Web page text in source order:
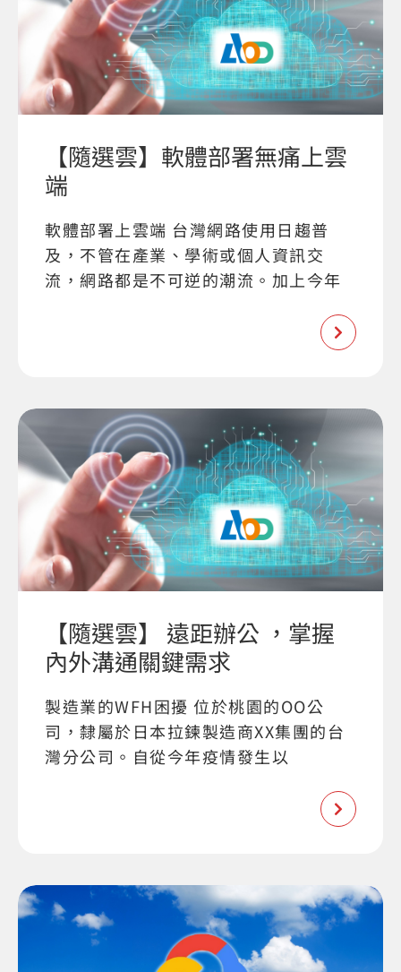
【隨選雲】軟體部署無痛上雲
端
軟體部署上雲端 台灣網路使用日趨普
及，不管在產業、學術或個人資訊交
流，網路都是不可逆的潮流。加上今年
【隨選雲】 遠距辦公 ，掌握
內外溝通關鍵需求
製造業的WFH困擾 位於桃園的OO公
司，隸屬於日本拉鍊製造商XX集團的台
灣分公司。自從今年疫情發生以